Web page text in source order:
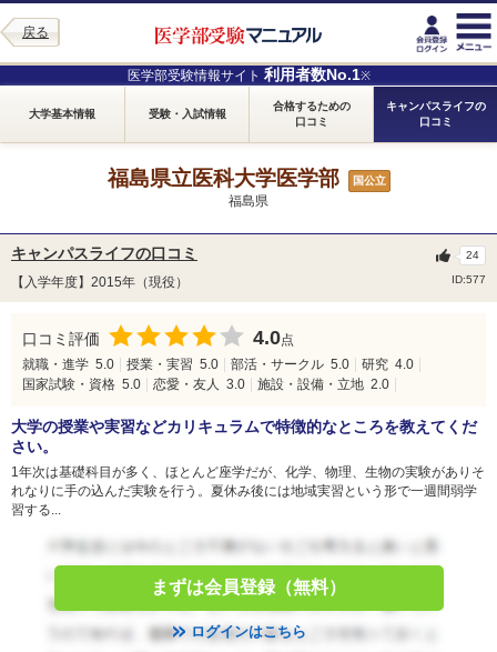
戻る
医学部受験情報サイト 利用者数No.1※
大学基本情報 受験・入試情報
合格するための
口コミ
キャンパスライフの
口コミ
福島県立医科大学医学部 国公立
福島県
キャンパスライフの口コミ
【入学年度】2015年（現役） ID:577
24
口コミ評価 4.0点
就職・進学 5.0 授業・実習 5.0 部活・サークル 5.0 研究 4.0
国家試験・資格 5.0 恋愛・友人 3.0 施設・設備・立地 2.0
大学の授業や実習などカリキュラムで特徴的なところを教えてくだ
さい。
1年次は基礎科目が多く、ほとんど座学だが、化学、物理、生物の実験がありそ
れなりに手の込んだ実験を行う。夏休み後には地域実習という形で一週間弱学
習する...
まずは会員登録（無料）
ログインはこちら